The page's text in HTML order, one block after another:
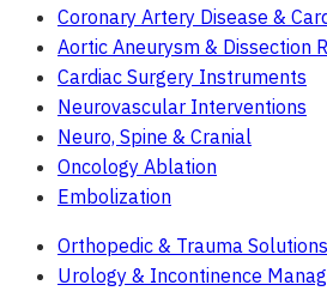
Coronary Artery Disease &
Aortic Aneurysm & Dissection
Cardiac Surgery Instruments
Neurovascular Interventions
Neuro, Spine & Cranial
Oncology Ablation
Embolization
Orthopedic & Trauma Solutions
Urology & Incontinence